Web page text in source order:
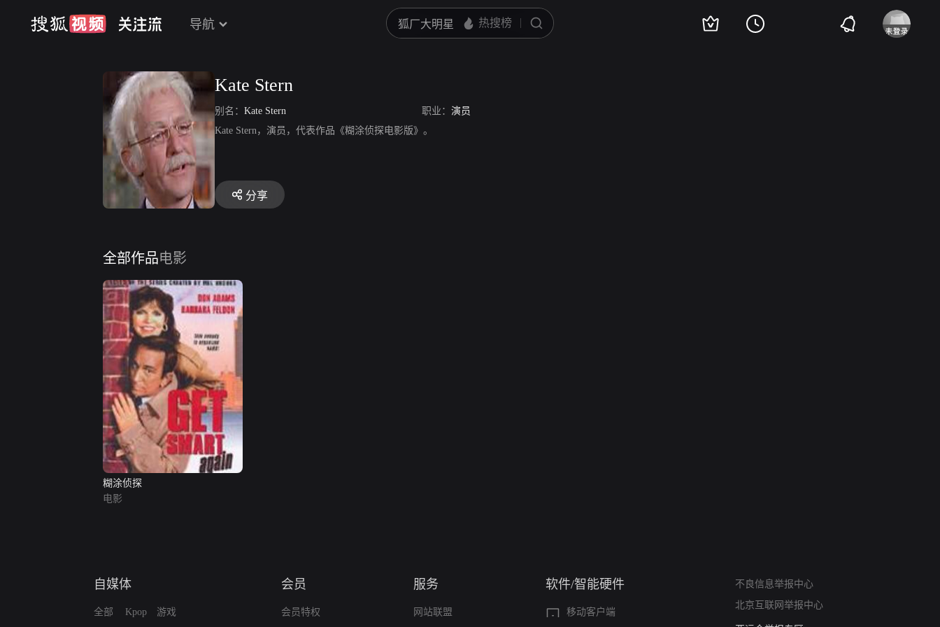
导航
Kate Stern
别名： Kate Stern 职业： 演员
Kate Stern，演员，代表作品《糊涂侦探电影版》。
分享
全部作品电影
糊涂侦探
电影
自媒体
全部 Kpop 游戏
会员
会员特权
服务
网站联盟
软件/智能硬件
移动客户端
不良信息举报中心
北京互联网举报中心
算法推荐专项举报